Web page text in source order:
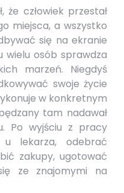
że człowiek przestał
miejsca, a wszystko
się na ekranie
wielu osób sprawdza
marzeń. Niegdyś
swoje życie
w konkretnym
tam nadawał
Po wyjściu z pracy
lekarza, odebrać
zakupy, ugotować
ze znajomymi na